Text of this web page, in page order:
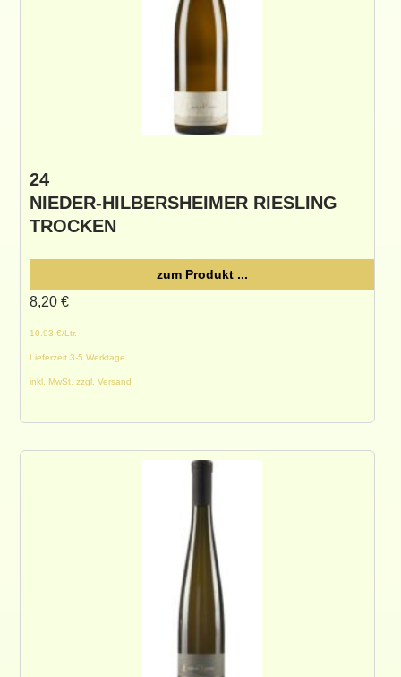
24
NIEDER-HILBERSHEIMER RIESLING
TROCKEN
10.93 €/Ltr.
Lieferzeit 3-5 Werktage
inkl. MwSt. zzgl. Versand
8,20 €
zum Produkt ...